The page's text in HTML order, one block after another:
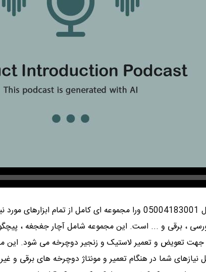
05004183001 ورا مجموعه ای کامل از تمام ابزارهای مورد
، برقی و ... است. این مجموعه شامل آچار جغجغه ،
جهت تعویض و تعمیر لاستیک و زنجیر دوچرخه می شود.
نیازهای شما در هنگام تعمیر و مونتاژ دوچرخه های برقی و